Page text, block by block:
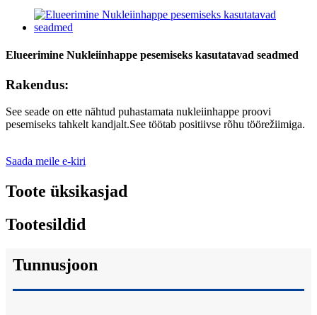
Elueerimine Nukleiinhappe pesemiseks kasutatavad seadmed
Rakendus:
See seade on ette nähtud puhastamata nukleiinhappe proovi
pesemiseks tahkelt kandjalt.See töötab positiivse rõhu töörežiimiga.
Saada meile e-kiri
Toote üksikasjad
Tootesildid
Tunnusjoon